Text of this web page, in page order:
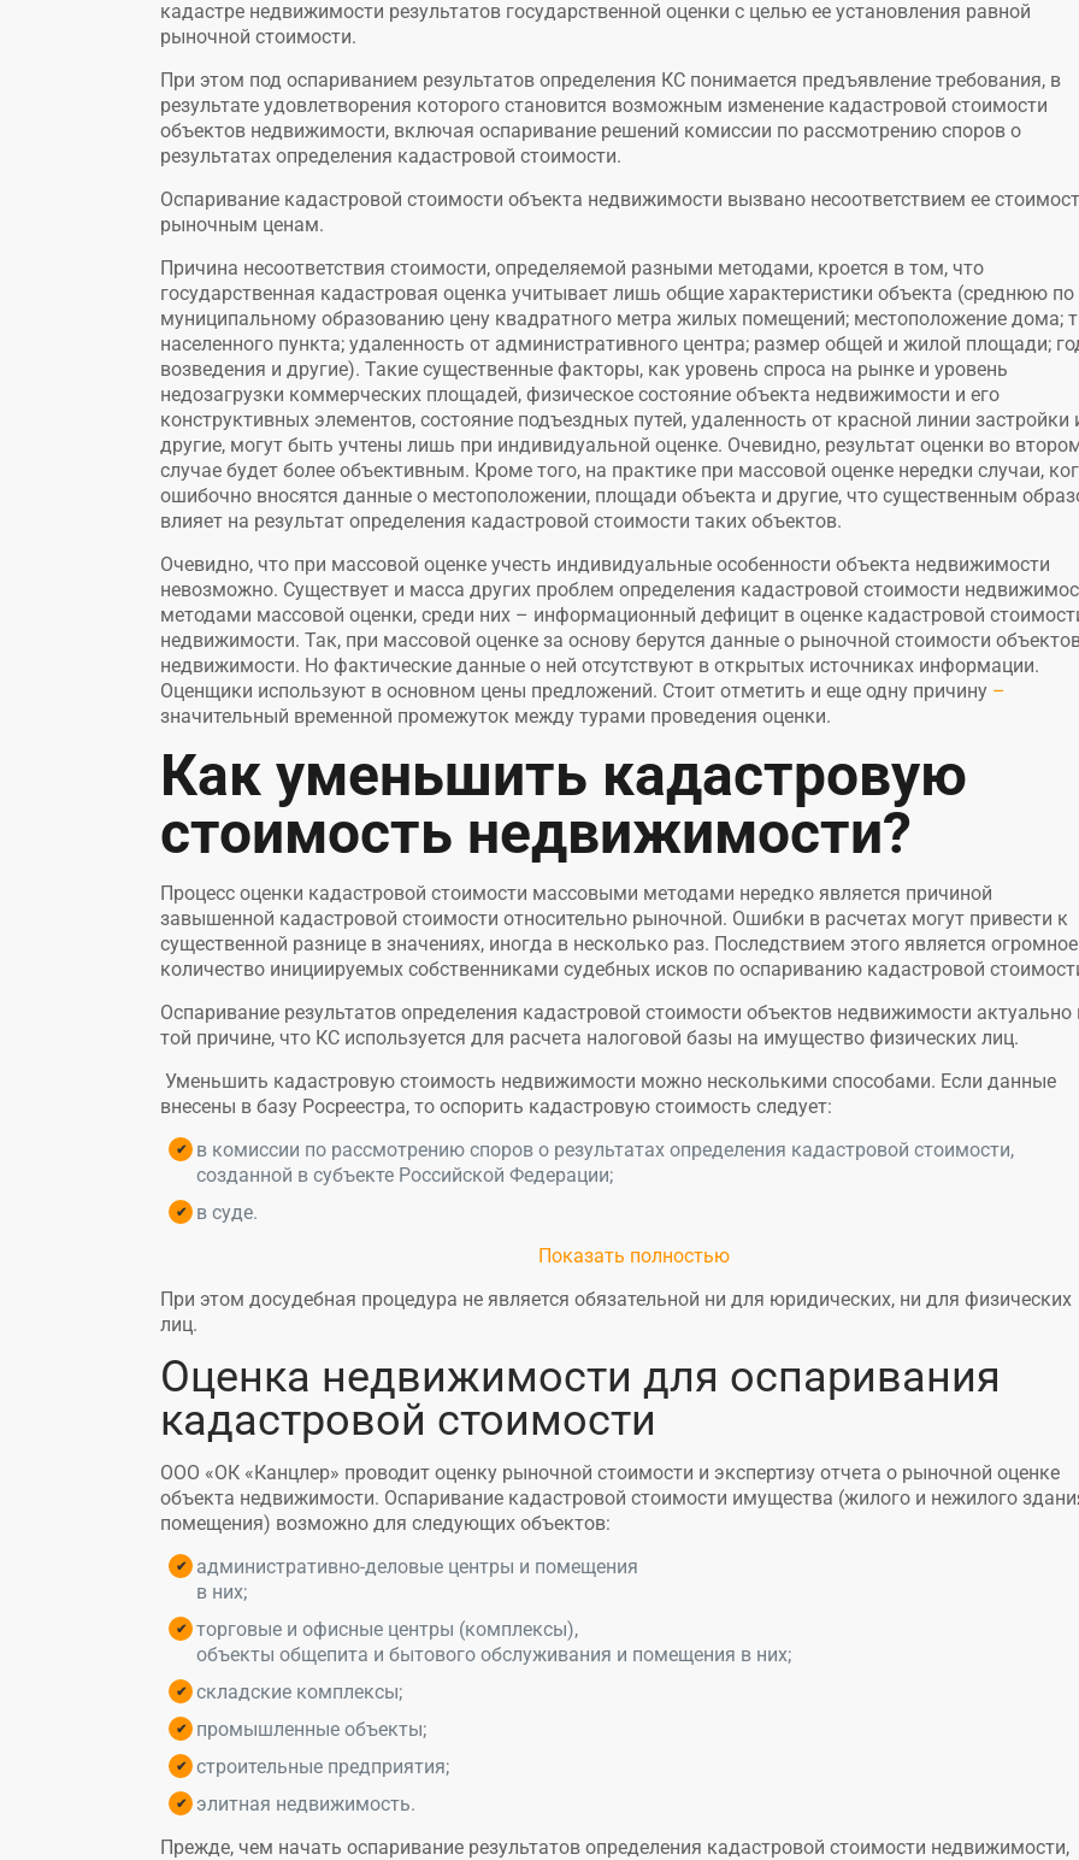
кадастре недвижимости результатов государственной оценки с целью ее установления равной
рыночной стоимости.
При этом под оспариванием результатов определения КС понимается предъявление требования, в
результате удовлетворения которого становится возможным изменение кадастровой стоимости
объектов недвижимости, включая оспаривание решений комиссии по рассмотрению споров о
результатах определения кадастровой стоимости.
Оспаривание кадастровой стоимости объекта недвижимости вызвано несоответствием ее
рыночным ценам.
Причина несоответствия стоимости, определяемой разными методами, кроется в том, что
государственная кадастровая оценка учитывает лишь общие характеристики объекта (среднюю по
муниципальному образованию цену квадратного метра жилых помещений; местоположение дома;
населенного пункта; удаленность от административного центра; размер общей и жилой площади;
возведения и другие). Такие существенные факторы, как уровень спроса на рынке и уровень
недозагрузки коммерческих площадей, физическое состояние объекта недвижимости и его
конструктивных элементов, состояние подъездных путей, удаленность от красной линии застройки
другие, могут быть учтены лишь при индивидуальной оценке. Очевидно, результат оценки во
случае будет более объективным. Кроме того, на практике при массовой оценке нередки случаи,
ошибочно вносятся данные о местоположении, площади объекта и другие, что существенным
влияет на результат определения кадастровой стоимости таких объектов.
Очевидно, что при массовой оценке учесть индивидуальные особенности объекта недвижимости
невозможно. Существует и масса других проблем определения кадастровой стоимости
методами массовой оценки, среди них – информационный дефицит в оценке кадастровой
недвижимости. Так, при массовой оценке за основу берутся данные о рыночной стоимости
недвижимости. Но фактические данные о ней отсутствуют в открытых источниках информации.
Оценщики используют в основном цены предложений. Стоит отметить и еще одну причину –
значительный временной промежуток между турами проведения оценки.
Как уменьшить кадастровую
стоимость недвижимости?
Процесс оценки кадастровой стоимости массовыми методами нередко является причиной
завышенной кадастровой стоимости относительно рыночной. Ошибки в расчетах могут привести к
существенной разнице в значениях, иногда в несколько раз. Последствием этого является огромное
количество инициируемых собственниками судебных исков по оспариванию кадастровой
Оспаривание результатов определения кадастровой стоимости объектов недвижимости актуально
той причине, что КС используется для расчета налоговой базы на имущество физических лиц.
Уменьшить кадастровую стоимость недвижимости можно несколькими способами. Если данные
внесены в базу Росреестра, то оспорить кадастровую стоимость следует:
в комиссии по рассмотрению споров о результатах определения кадастровой стоимости,
созданной в субъекте Российской Федерации;
в суде.
Показать полностью
При этом досудебная процедура не является обязательной ни для юридических, ни для физических
лиц.
Оценка недвижимости для оспаривания
кадастровой стоимости
ООО «ОК «Канцлер» проводит оценку рыночной стоимости и экспертизу отчета о рыночной оценке
объекта недвижимости. Оспаривание кадастровой стоимости имущества (жилого и нежилого
помещения) возможно для следующих объектов:
административно-деловые центры и помещения
в них;
торговые и офисные центры (комплексы),
объекты общепита и бытового обслуживания и помещения в них;
складские комплексы;
промышленные объекты;
строительные предприятия;
элитная недвижимость.
Прежде, чем начать оспаривание результатов определения кадастровой стоимости недвижимости,